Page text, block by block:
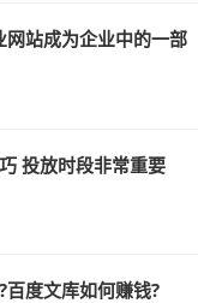
站成为企业中的一部
投放时段非常重要
度文库如何赚钱?